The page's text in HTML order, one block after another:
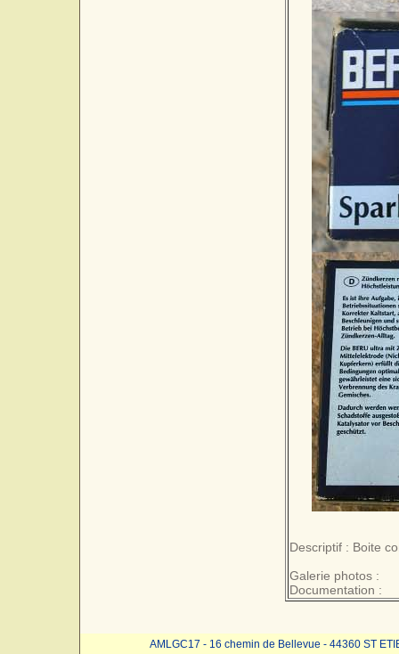
Descriptif : Boite
Galerie photos :
Documentation :
AMLGC17 - 16 chemin de Bellevue - 44360 ST